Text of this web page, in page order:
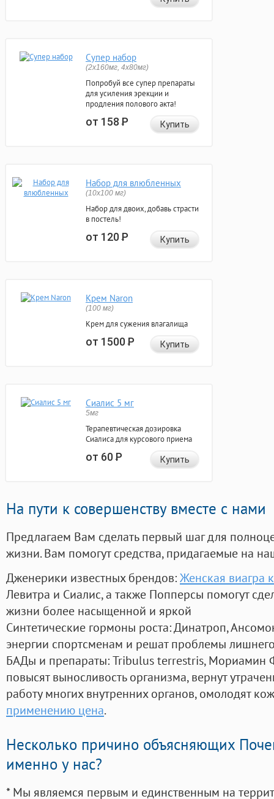
Супер набор
(2х160мг, 4х80мг)
Попробуй все супер препараты
для усиления эрекции и
продления полового акта!
от 158Р Купить
Набор для влюбленных
(10х100 мг)
Набор для двоих, добавь страсти
в постель!
от 120Р Купить
Крем Naron
(100 мг)
Крем для сужения влагалища
от 1500Р Купить
Сиалис 5 мг
5мг
Терапевтическая дозировка
Сиалиса для курсового приема
от 60Р Купить
На пути к совершенству вместе с нами
Предлагаем Вам сделать первый шаг для
жизни. Вам помогут средства, придагаемые на
Дженерики известных брендов:Женская виагра
Левитра и Сиалис, а также Попперсы помогут
жизни более насыщенной и яркой
Синтетические гормоны роста: Динатроп,
энергии спортсменам и решат проблемы
БАДы и препараты:Tribulus terrestris, Мориамин
повысят выносливость организма, вернут
работу многих внутренних органов, омолодят
применению цена.
Несколько причино объясняющих
именно у нас?
* Мы являемся первым и единственным на